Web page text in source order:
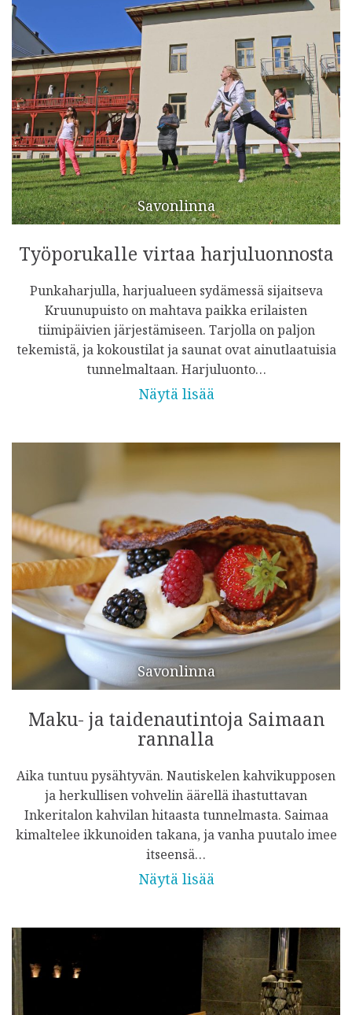
Savonlinna
Työporukalle virtaa harjuluonnosta
Punkaharjulla, harjualueen sydämessä sijaitseva
Kruunupuisto on mahtava paikka erilaisten
tiimipäivien järjestämiseen. Tarjolla on paljon
tekemistä, ja kokoustilat ja saunat ovat ainutlaatuisia
tunnelmaltaan. Harjuluonto…
Näytä lisää
Savonlinna
Maku- ja taidenautintoja Saimaan
rannalla
Aika tuntuu pysähtyvän. Nautiskelen kahvikupposen
ja herkullisen vohvelin äärellä ihastuttavan
Inkeritalon kahvilan hitaasta tunnelmasta. Saimaa
kimaltelee ikkunoiden takana, ja vanha puutalo imee
itseensä…
Näytä lisää